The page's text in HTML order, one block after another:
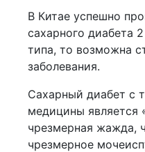
В Китае успешно
сахарного диабета
типа, то возможна
заболевания.
Сахарный диабет с
медицины является
чрезмерная жажда,
чрезмерное